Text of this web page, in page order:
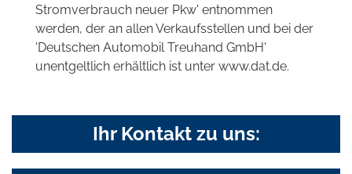
Stromverbrauch neuer Pkw' entnommen
werden, der an allen Verkaufsstellen und bei der
'Deutschen Automobil Treuhand GmbH'
unentgeltlich erhältlich ist unter www.dat.de.
Ihr Kontakt zu uns: